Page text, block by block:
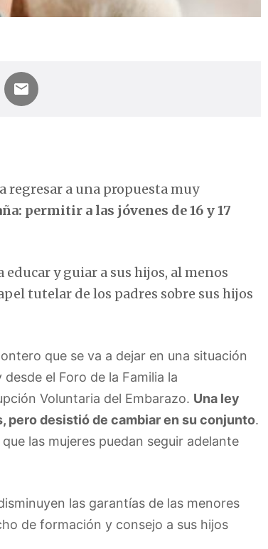
regresar a una propuesta muy
permitir a las jóvenes de 16 y 17
y guiar a sus hijos, al menos
tutelar de los padres sobre sus hijos
que se va a dejar en una situación
el Foro de la Familia la
Voluntaria del Embarazo. Una ley
pero desistió de cambiar en su conjunto.
las mujeres puedan seguir adelante
las garantías de las menores
de formación y consejo a sus hijos